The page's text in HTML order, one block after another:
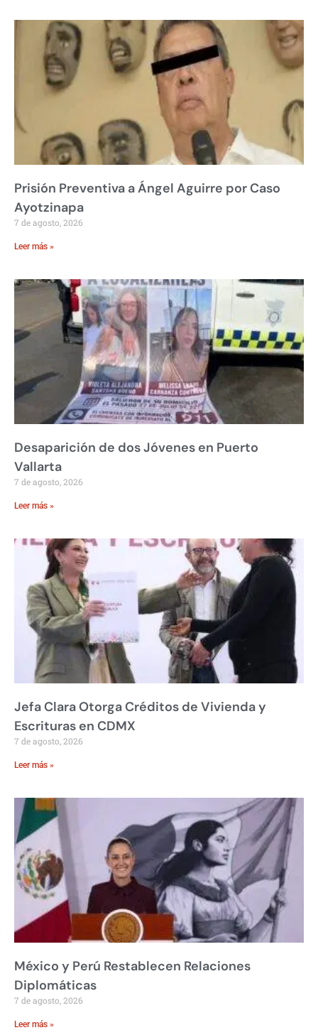
Prisión Preventiva a Ángel Aguirre por Caso
Ayotzinapa
7 de agosto, 2026
Leer más »
Desaparición de dos Jóvenes en Puerto
Vallarta
7 de agosto, 2026
Leer más »
Jefa Clara Otorga Créditos de Vivienda y
Escrituras en CDMX
7 de agosto, 2026
Leer más »
México y Perú Restablecen Relaciones
Diplomáticas
7 de agosto, 2026
Leer más »